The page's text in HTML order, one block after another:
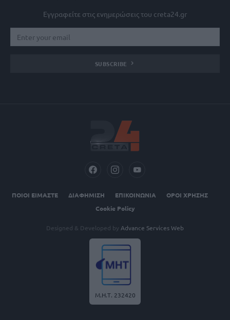
Εγγραφείτε στις ενημερώσεις του creta24.gr
SUBSCRIBE
ΠΟΙΟΙ ΕΙΜΑΣΤΕ ΔΙΑΦΗΜΙΣΗ ΕΠΙΚΟΙΝΩΝΙΑ
ΟΡΟΙ ΧΡΗΣΗΣ
Cookie Policy
Designed & Developed by Advance Services Web
Μ.Η.Τ. 232420